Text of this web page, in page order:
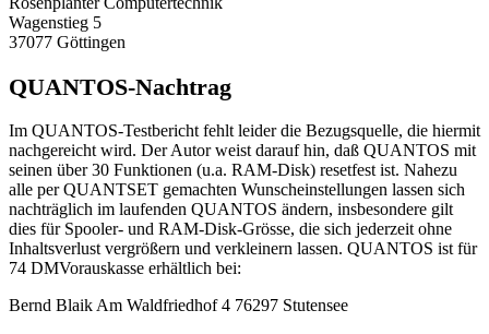
Wagenstieg 5
37077 Göttingen
QUANTOS-Nachtrag
Im QUANTOS-Testbericht fehlt leider die Bezugsquelle, die hiermit
nachgereicht wird. Der Autor weist darauf hin, daß QUANTOS mit
seinen über 30 Funktionen (u.a. RAM-Disk) resetfest ist. Nahezu
alle per QUANTSET gemachten Wunscheinstellungen lassen sich
nachträglich im laufenden QUANTOS ändern, insbesondere gilt
dies für Spooler- und RAM-Disk-Grösse, die sich jederzeit ohne
Inhaltsverlust vergrößern und verkleinern lassen. QUANTOS ist für
74 DMVorauskasse erhältlich bei:
Bernd Blaik Am Waldfriedhof 4 76297 Stutensee